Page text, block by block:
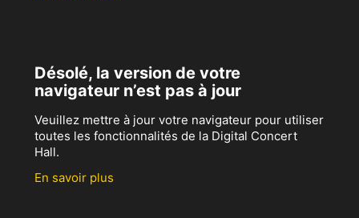
Désolé, la version de votre
navigateur n’est pas à jour
Veuillez mettre à jour votre navigateur pour utiliser
toutes les fonctionnalités de la Digital Concert
Hall.
En savoir plus